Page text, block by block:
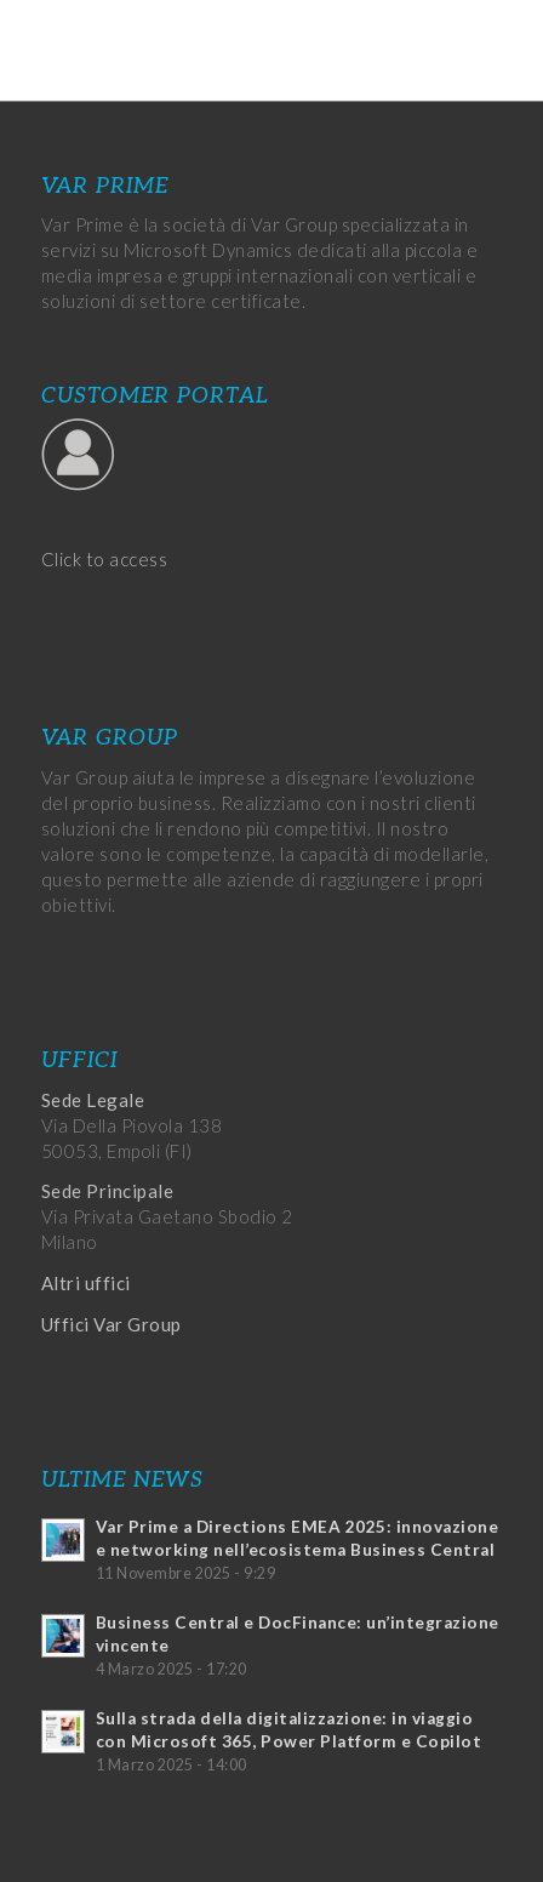
VAR PRIME
Var Prime è la società di Var Group specializzata in
servizi su Microsoft Dynamics dedicati alla piccola e
media impresa e gruppi internazionali con verticali e
soluzioni di settore certificate.
CUSTOMER PORTAL
Click to access
VAR GROUP
Var Group aiuta le imprese a disegnare l’evoluzione
del proprio business. Realizziamo con i nostri clienti
soluzioni che li rendono più competitivi. Il nostro
valore sono le competenze, la capacità di modellarle,
questo permette alle aziende di raggiungere i propri
obiettivi.
UFFICI
Sede Legale
Via Della Piovola 138
50053, Empoli (FI)
Sede Principale
Via Privata Gaetano Sbodio 2
Milano
Altri uffici
Uffici Var Group
ULTIME NEWS
Var Prime a Directions EMEA 2025: innovazione
e networking nell’ecosistema Business Central
11 Novembre 2025 - 9:29
Business Central e DocFinance: un’integrazione
vincente
4 Marzo 2025 - 17:20
Sulla strada della digitalizzazione: in viaggio
con Microsoft 365, Power Platform e Copilot
1 Marzo 2025 - 14:00